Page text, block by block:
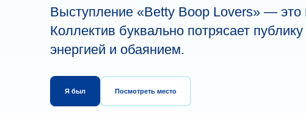
Выступление «Betty Boop Lovers» — это
Коллектив буквально потрясает
энергией и обаянием.
Я был Посмотреть место